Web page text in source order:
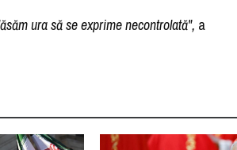
ura să se exprime necontrolată", a